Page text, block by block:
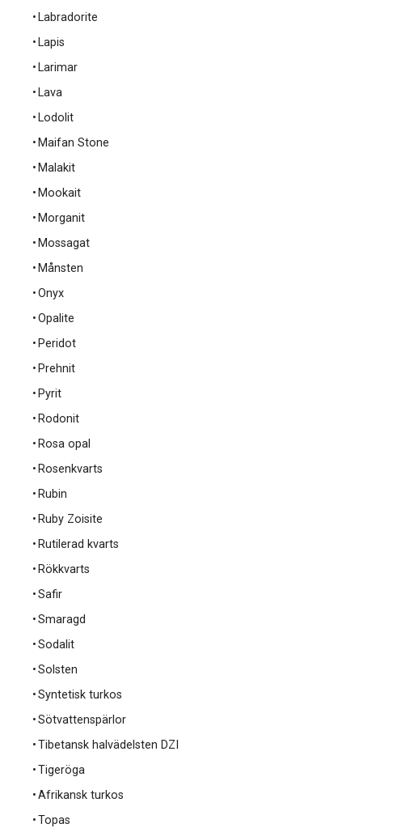
Labradorite
Lapis
Larimar
Lava
Lodolit
Maifan Stone
Malakit
Mookait
Morganit
Mossagat
Månsten
Onyx
Opalite
Peridot
Prehnit
Pyrit
Rodonit
Rosa opal
Rosenkvarts
Rubin
Ruby Zoisite
Rutilerad kvarts
Rökkvarts
Safir
Smaragd
Sodalit
Solsten
Syntetisk turkos
Sötvattenspärlor
Tibetansk halvädelsten DZI
Tigeröga
Afrikansk turkos
Topas